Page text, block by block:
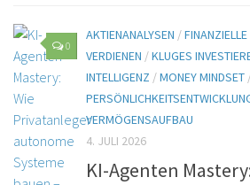
0
AKTIENANALYSEN /
VERDIENEN /KLUGES
INTELLIGENZ /MONEY MINDSET
VERMÖGENSAUFBAU
4. JULI 2026
KI-Agenten